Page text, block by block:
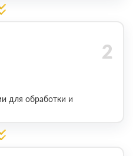
для обработки и